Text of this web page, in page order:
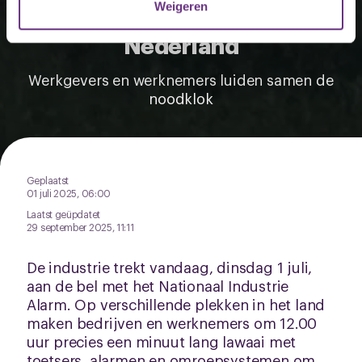
U kunt uw toestemming op elk moment wijzigen of
cookieverklaring of door te klikken op
pagina.
Weigeren
Industrie Alarm in heel
Nederland
Werkgevers en werknemers luiden samen de
noodklok
Geplaatst
01 juli 2025, 06:00
Laatst geüpdatet
29 september 2025, 11:11
De industrie trekt vandaag, dinsdag 1 juli,
aan de bel met het Nationaal Industrie
Alarm. Op verschillende plekken in het land
maken bedrijven en werknemers om 12.00
uur precies een minuut lang lawaai met